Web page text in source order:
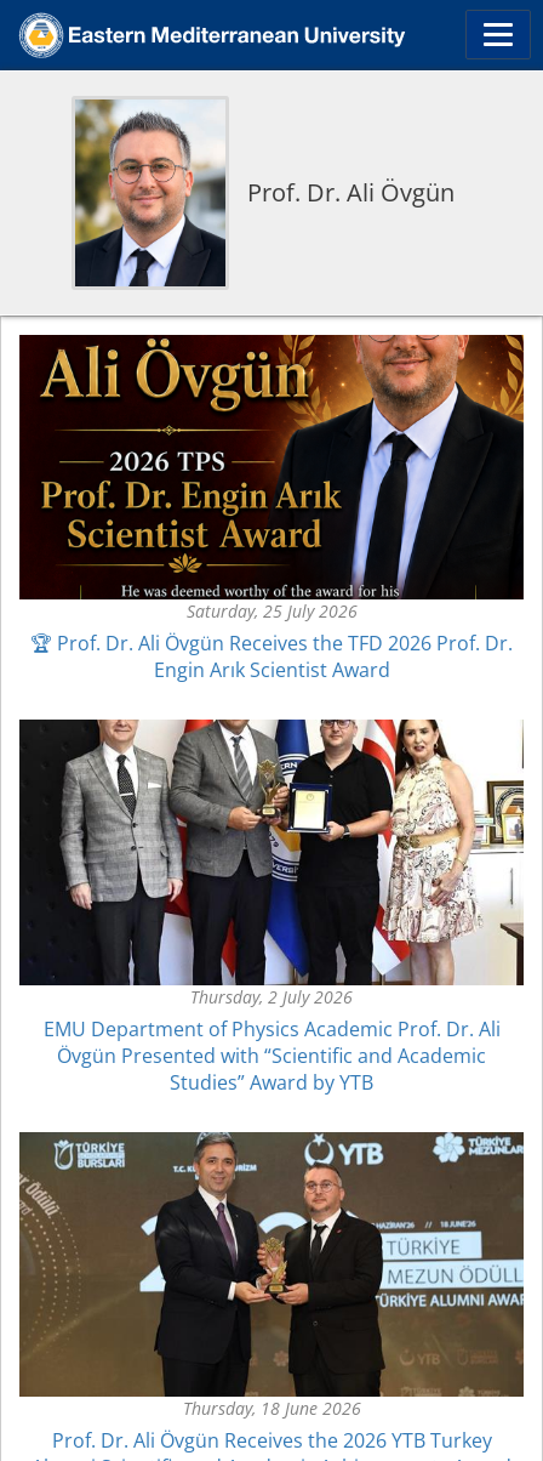
Prof. Dr. Ali Övgün
Saturday, 25 July 2026
🏆 Prof. Dr. Ali Övgün Receives the TFD 2026 Prof. Dr.
Engin Arık Scientist Award
Thursday, 2 July 2026
EMU Department of Physics Academic Prof. Dr. Ali
Övgün Presented with “Scientific and Academic
Studies” Award by YTB
Thursday, 18 June 2026
Prof. Dr. Ali Övgün Receives the 2026 YTB Turkey